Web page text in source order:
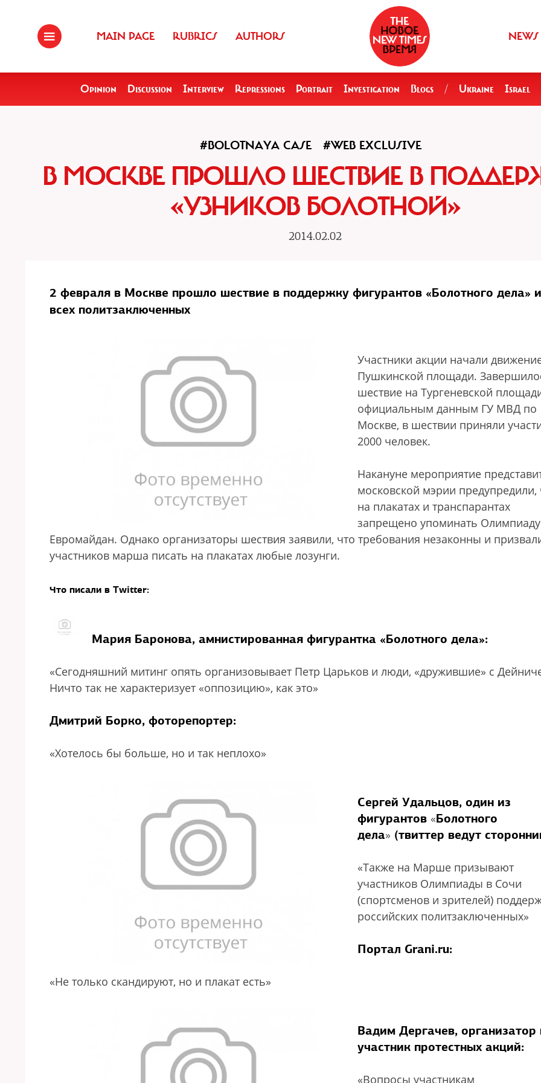
MAIN PAGE RUBRICS AUTHORS NEWS
Opinion Discussion Interview Repressions Portrait Investigation Blogs / Ukraine Israel
#BOLOTNAYA CASE #WEB EXCLUSIVE
В МОСКВЕ ПРОШЛО ШЕСТВИЕ В
«УЗНИКОВ БОЛОТНОЙ»
2014.02.02
2 февраля в Москве прошло шествие в поддержку фигурантов «Болотного дела» и
всех политзаключенных
Участники акции начали
Пушкинской площади.
шествие на Тургеневской
официальным данным ГУ МВД по
Москве, в шествии приняли
2000 человек.
Накануне мероприятие
московской мэрии предупредили,
на плакатах и транспарантах
запрещено упоминать
Евромайдан. Однако организаторы шествия заявили, что требования незаконны и
участников марша писать на плакатах любые лозунги.
Что писали в Twitter:
Мария Баронова, амнистированная фигурантка «Болотного дела»:
«Сегодняшний митинг опять организовывает Петр Царьков и люди, «дружившие» с
Ничто так не характеризует «оппозицию», как это»
Дмитрий Борко, фоторепортер:
«Хотелось бы больше, но и так неплохо»
Сергей Удальцов, один из
фигурантов «Болотного
дела» (твиттер ведут
«Также на Марше призывают
участников Олимпиады в Сочи
(спортсменов и зрителей)
российских политзаключенных»
Портал Grani.ru:
«Не только скандируют, но и плакат есть»
Вадим Дергачев, организатор
участник протестных акций:
«Вопросы участникам